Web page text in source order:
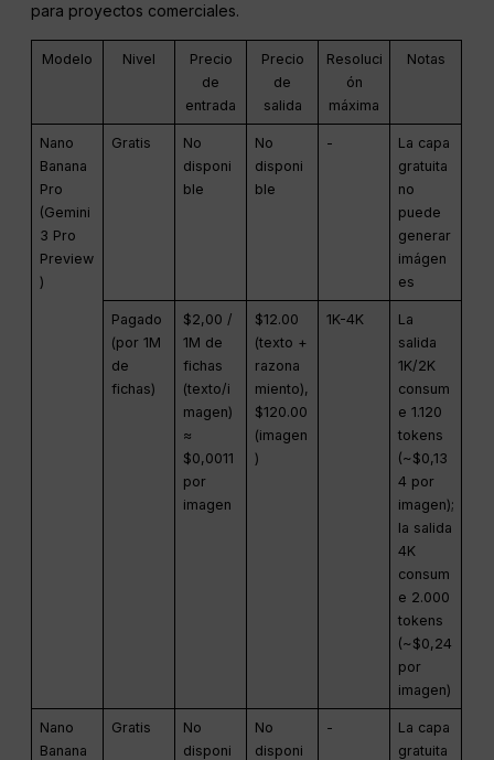
para proyectos comerciales.
Modelo Nivel
Precio
de
entrada
Precio
de
salida
Resoluci
ón
máxima
Notas
Nano
Banana
Pro
(Gemini
3 Pro
Preview
)
Gratis
No
disponi
ble
No
disponi
ble
-
La capa
gratuita
no
puede
generar
imágen
es
Pagado
(por 1M
de
fichas)
$2,00 /
1M de
fichas
(texto/i
magen)
≈
$0,0011
por
imagen
$12.00
(texto +
razona
miento),
$120.00
(imagen
)
1K-4K
La
salida
1K/2K
consum
e 1.120
tokens
(~$0,13
4 por
imagen);
la salida
4K
consum
e 2.000
tokens
(~$0,24
por
imagen)
Nano
Banana
Gratis
No
disponi
No
disponi
-
La capa
gratuita